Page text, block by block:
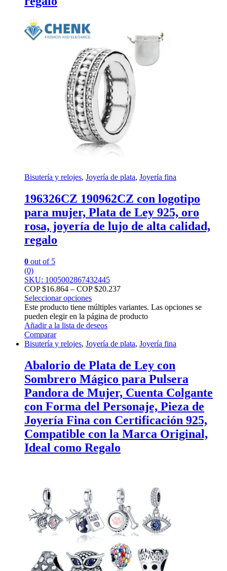
Bisutería y relojes, Joyería de plata, Joyería fina
196326CZ 190962CZ con logotipo
para mujer, Plata de Ley 925, oro
rosa, joyería de lujo de alta calidad,
regalo
0 out of 5
(0)
SKU: 1005002867432445
COP $16.864 – COP $20.237
Seleccionar opciones
Este producto tiene múltiples variantes. Las opciones se
pueden elegir en la página de producto
Añadir a la lista de deseos
Comparar
Bisutería y relojes, Joyería de plata, Joyería fina
Abalorio de Plata de Ley con
Sombrero Mágico para Pulsera
Pandora de Mujer, Cuenta Colgante
con Forma del Personaje, Pieza de
Joyería Fina con Certificación 925,
Compatible con la Marca Original,
Ideal como Regalo